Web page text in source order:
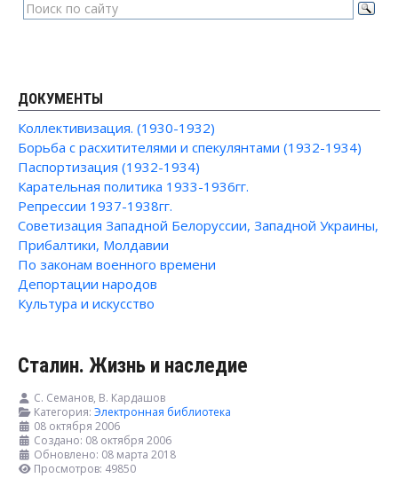
ДОКУМЕНТЫ
Коллективизация. (1930-1932)
Борьба с расхитителями и спекулянтами (1932-1934)
Паспортизация (1932-1934)
Карательная политика 1933-1936гг.
Репрессии 1937-1938гг.
Советизация Западной Белоруссии, Западной Украины,
Прибалтики, Молдавии
По законам военного времени
Депортации народов
Культура и искусство
Сталин. Жизнь и наследие
С. Семанов, В. Кардашов
Категория: Электронная библиотека
08 октября 2006
Создано: 08 октября 2006
Обновлено: 08 марта 2018
Просмотров: 49850